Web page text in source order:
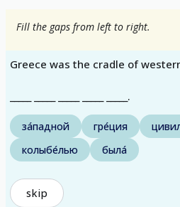
Fill the gaps from left to right.
Greece was the cradle of
_____ _____ _____ _____ _____.
за́падной гре́ция
колыбе́лью
была́
skip